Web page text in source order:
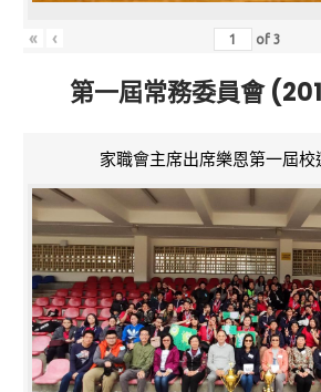
« ‹ of3
第一屆常務委員會
家職會主席出席樂恩第一屆校